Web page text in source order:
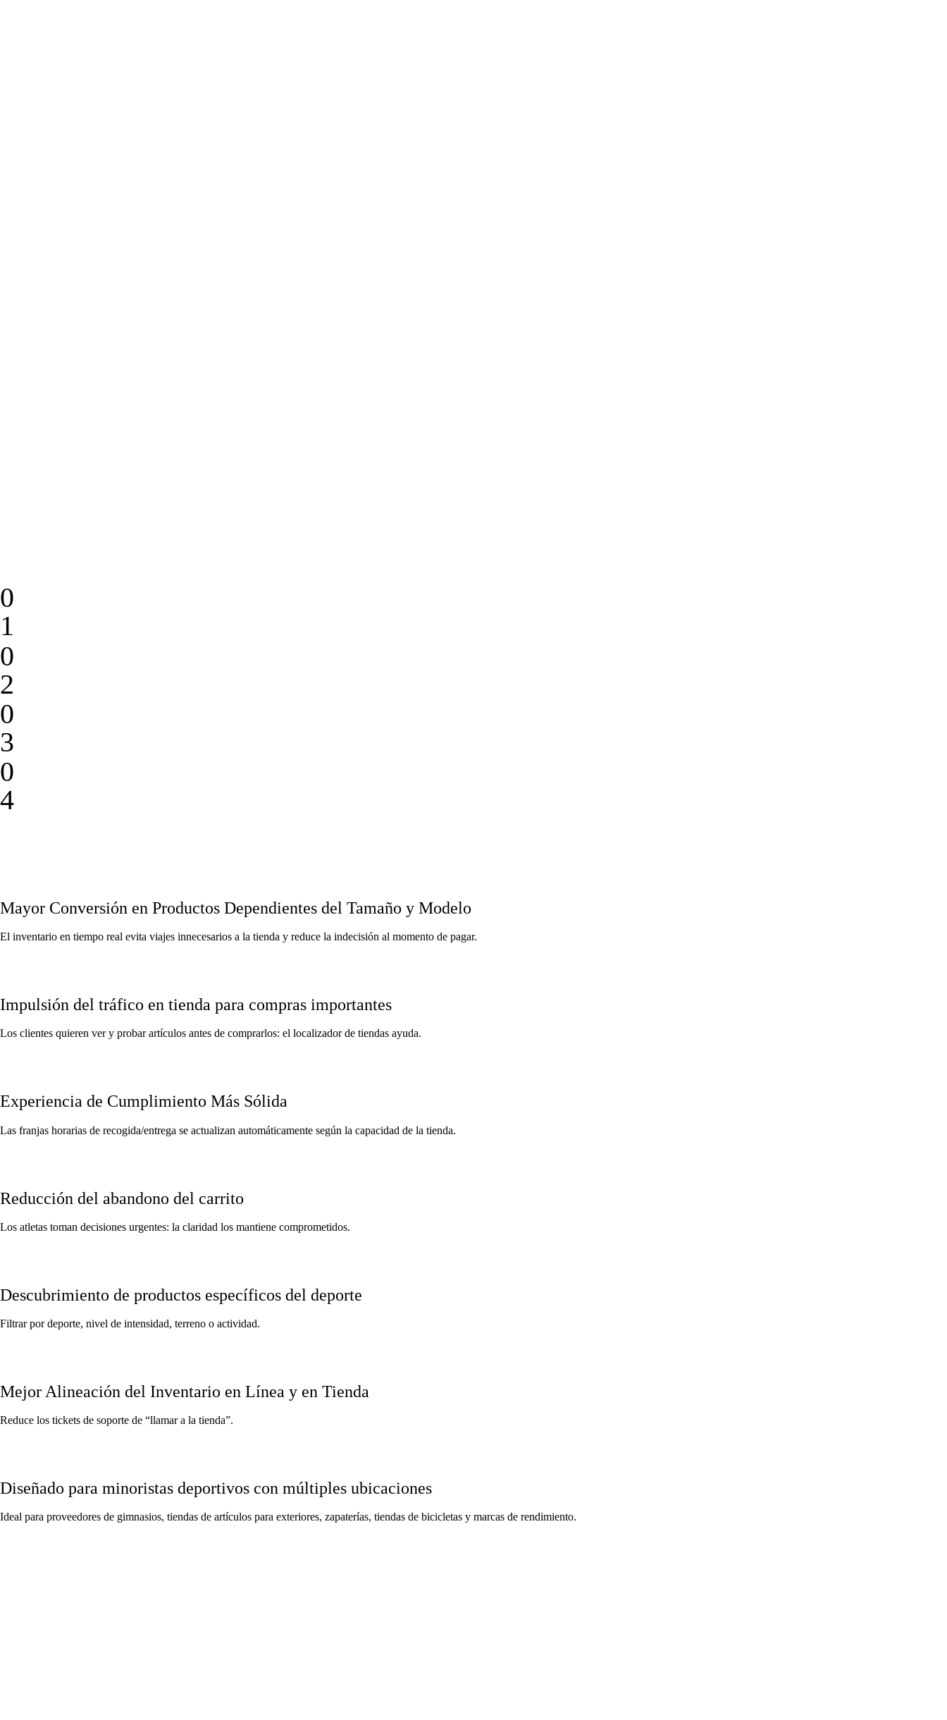
0
1
0
2
0
3
0
4
Mayor Conversión en Productos Dependientes del Tamaño y Modelo
El inventario en tiempo real evita viajes innecesarios a la tienda y reduce la indecisión al momento de pagar.
Impulsión del tráfico en tienda para compras importantes
Los clientes quieren ver y probar artículos antes de comprarlos: el localizador de tiendas ayuda.
Experiencia de Cumplimiento Más Sólida
Las franjas horarias de recogida/entrega se actualizan automáticamente según la capacidad de la tienda.
Reducción del abandono del carrito
Los atletas toman decisiones urgentes: la claridad los mantiene comprometidos.
Descubrimiento de productos específicos del deporte
Filtrar por deporte, nivel de intensidad, terreno o actividad.
Mejor Alineación del Inventario en Línea y en Tienda
Reduce los tickets de soporte de “llamar a la tienda”.
Diseñado para minoristas deportivos con múltiples ubicaciones
Ideal para proveedores de gimnasios, tiendas de artículos para exteriores, zapaterías, tiendas de bicicletas y marcas de rendimiento.